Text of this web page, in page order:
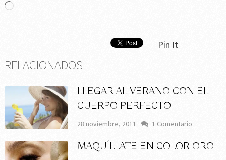
Cargando...
Pin It
RELACIONADOS
LLEGAR AL VERANO CON EL
CUERPO PERFECTO
28 noviembre, 2011 1 Comentario
MAQUÍLLATE EN COLOR ORO